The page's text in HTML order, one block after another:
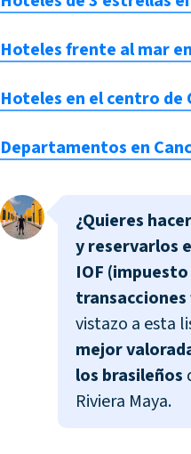
Hoteles frente al mar
Hoteles en el centro de
Departamentos en
¿Quieres
y reservarlos
IOF
vistazo a esta
mejor
los brasileños
Riviera Maya.